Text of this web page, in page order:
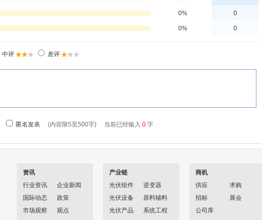
资讯
行业资讯
企业新闻
国际动态
政策
市场观察
观点
产业链
光伏组件
逆变器
光伏设备
原料辅料
光伏产品
系统工程
商机
供应
求购
招标
展会
公司库